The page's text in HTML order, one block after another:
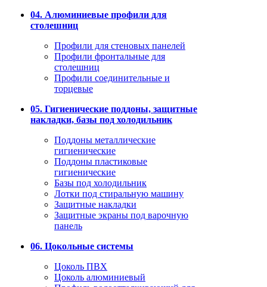
04. Алюминиевые профили для
столешниц
Профили для стеновых панелей
Профили фронтальные для
столешниц
Профили соединительные и
торцевые
05. Гигиенические поддоны, защитные
накладки, базы под холодильник
Поддоны металлические
гигиенические
Поддоны пластиковые
гигиенические
Базы под холодильник
Лотки под стиральную машину
Защитные накладки
Защитные экраны под варочную
панель
06. Цокольные системы
Цоколь ПВХ
Цоколь алюминиевый